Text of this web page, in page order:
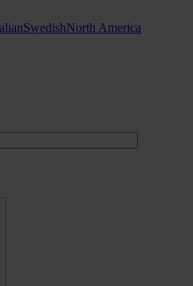
SwedishNorth America